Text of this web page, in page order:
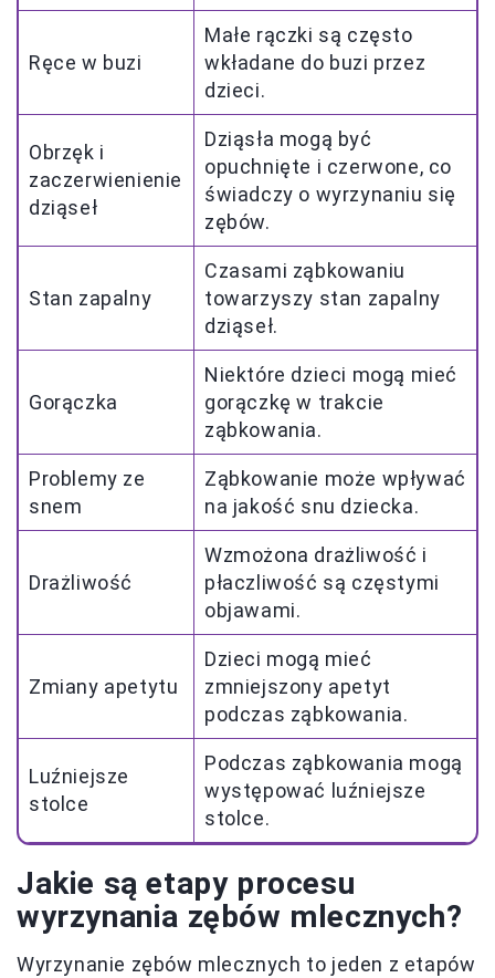
Ręce w buzi
Małe rączki są często
wkładane do buzi przez
dzieci.
Obrzęk i
zaczerwienienie
dziąseł
Dziąsła mogą być
opuchnięte i czerwone, co
świadczy o wyrzynaniu się
zębów.
Stan zapalny
Czasami ząbkowaniu
towarzyszy stan zapalny
dziąseł.
Gorączka
Niektóre dzieci mogą mieć
gorączkę w trakcie
ząbkowania.
Problemy ze
snem
Ząbkowanie może wpływać
na jakość snu dziecka.
Drażliwość
Wzmożona drażliwość i
płaczliwość są częstymi
objawami.
Zmiany apetytu
Dzieci mogą mieć
zmniejszony apetyt
podczas ząbkowania.
Luźniejsze
stolce
Podczas ząbkowania mogą
występować luźniejsze
stolce.
Jakie są etapy procesu
wyrzynania zębów mlecznych?
Wyrzynanie zębów mlecznych to jeden z etapów